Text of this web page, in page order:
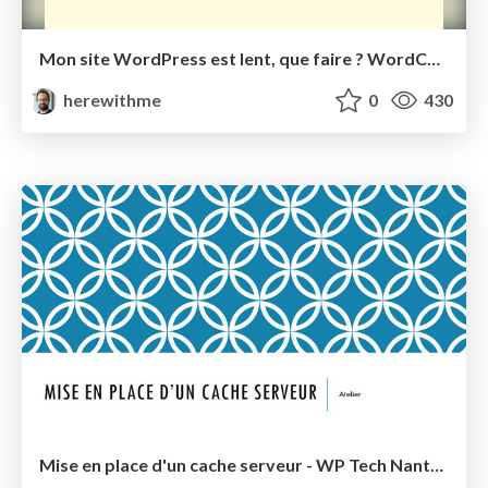
Mon site WordPress est lent, que faire ? WordCamp Paris 2015
herewithme
0 430